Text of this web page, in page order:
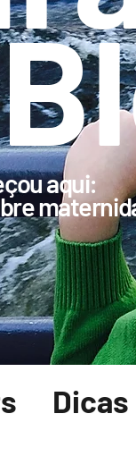
aqui: